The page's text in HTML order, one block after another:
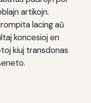
artikojn.
lacing aŭ
koncesioj en
kiuj transdonas